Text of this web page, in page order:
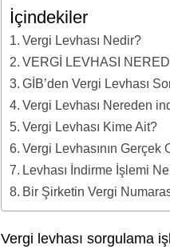
İçindekiler
Vergi Levhası Nedir?
VERGİ LEVHASI
GİB’den Vergi Levhası
Vergi Levhası Nereden
Vergi Levhası Kime Ait?
Vergi Levhasının Gerçek
Levhası İndirme İşlemi
Bir Şirketin Vergi
Vergi levhası sorgulama